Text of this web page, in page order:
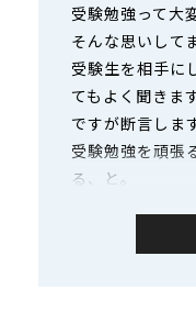
受験勉強って大
そんな思いして
受験生を相手に
てもよく聞きます
ですが断言します
受験勉強を頑
る、と。
それは 生徒皆